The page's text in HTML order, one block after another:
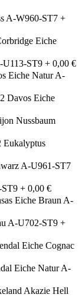
A-W960-ST7 +
Eiche
U113-ST9 + 0,00 €
Eiche Natur A-
Davos Eiche
Nussbaum
Eukalyptus
A-U961-ST7
+ 0,00 €
Eiche Braun A-
A-U702-ST9 +
Eiche Cognac
Eiche Natur A-
Akazie Hell